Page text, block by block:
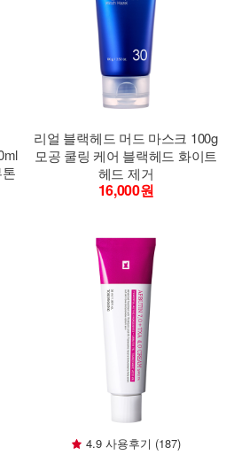
리얼 블랙헤드 머드 마스크 100g
모공 쿨링 케어 블랙헤드 화이트
헤드 제거
16,000원
4.9 사용후기 (187)